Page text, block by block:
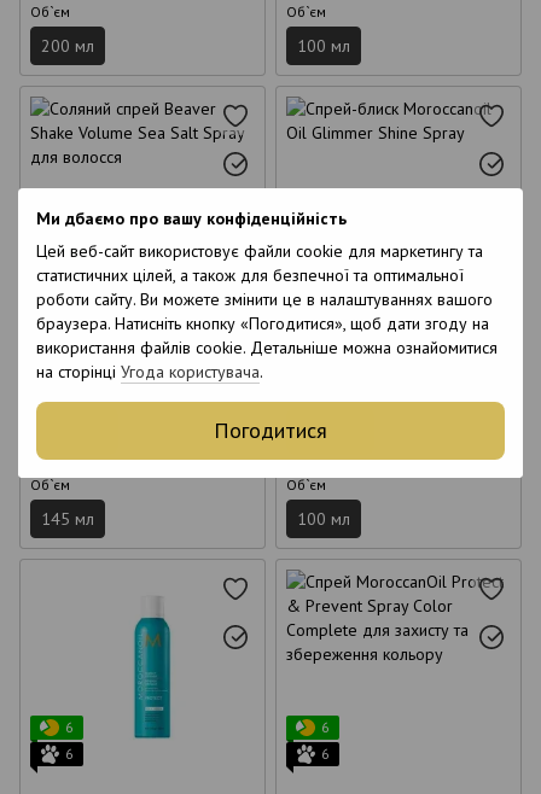
Ми дбаємо про вашу конфіденційність
Цей веб-сайт використовує файли cookie для маркетингу та
статистичних цілей, а також для безпечної та оптимальної
роботи сайту. Ви можете змінити це в налаштуваннях вашого
браузера. Натисніть кнопку «Погодитися», щоб дати згоду на
використання файлів cookie. Детальніше можна ознайомитися
на сторінці Угода користувача.
Погодитися
Об`єм
200 мл
Об`єм
100 мл
6
6
Соляний спрей Beaver Shake
Volume Sea Salt Spray для
волосся 145 мл
660 грн
Об`єм
145 мл
6
6
Спрей-блиск Moroccanoil Oil
Glimmer Shine Spray 100 мл
Купити
Об`єм
100 мл
6
6
6
6